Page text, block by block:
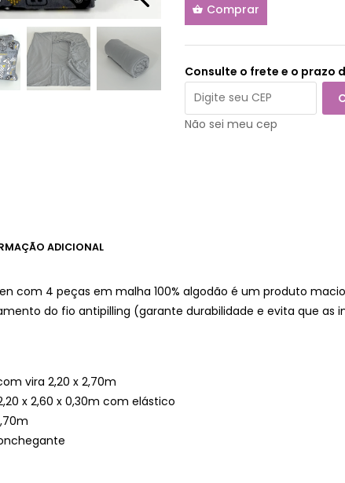
Comprar
Consulte o frete e o prazo
Não sei meu cep
ADICIONAL
com 4 peças em malha 100% algodão é um produto
do fio antipilling (garante durabilidade e evita que as
vira 2,20 x 2,70m
x 2,60 x 0,30m com elástico